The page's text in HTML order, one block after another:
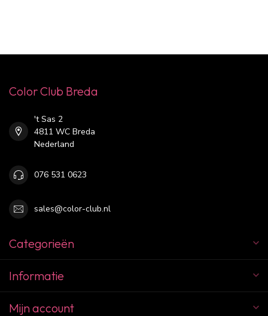
Color Club Breda
't Sas 2
4811 WC Breda
Nederland
076 531 0623
sales@color-club.nl
Categorieën
Informatie
Mijn account